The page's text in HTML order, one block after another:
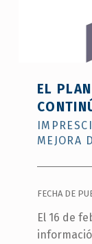
EL
MEJORA
FECHA DE
El 16 de